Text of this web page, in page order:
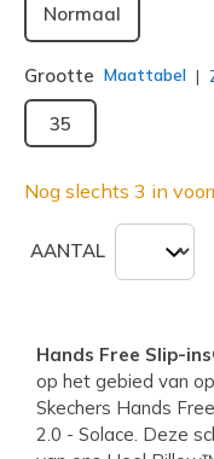
Normaal
Grootte Maattabel
35
Nog slechts 3 in
AANTAL
Hands Free Slip-
op het gebied van
Skechers Hands
2.0 - Solace. Deze